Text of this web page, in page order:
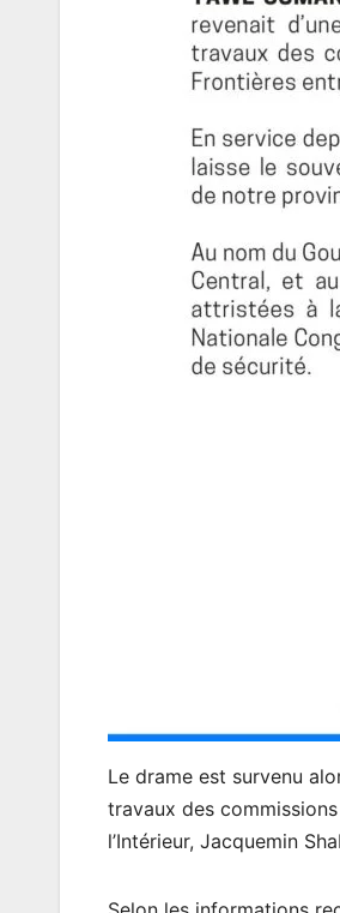
Le drame est survenu
travaux des
l’Intérieur, Jacquemin